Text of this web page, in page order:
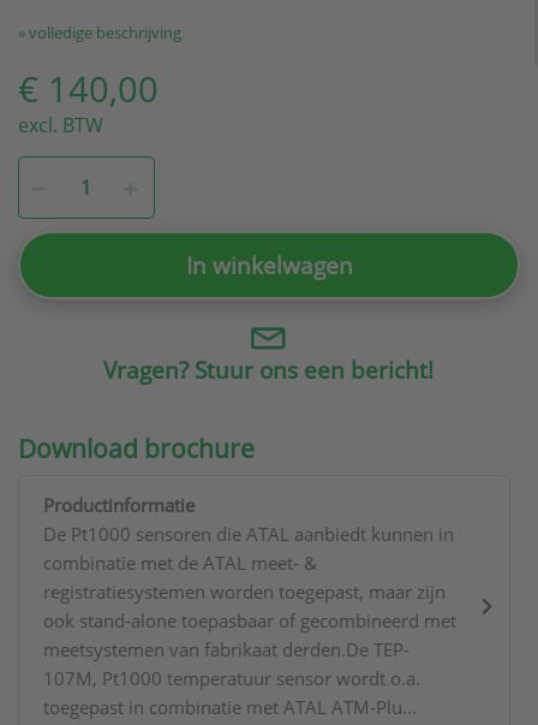
» volledige beschrijving
€ 140,00
excl. BTW
In winkelwagen
Vragen? Stuur ons een bericht!
Download brochure
Productinformatie
De Pt1000 sensoren die ATAL aanbiedt kunnen in
combinatie met de ATAL meet- &
registratiesystemen worden toegepast, maar zijn
ook stand-alone toepasbaar of gecombineerd met
meetsystemen van fabrikaat derden.De TEP-
107M, Pt1000 temperatuur sensor wordt o.a.
toegepast in combinatie met ATAL ATM-Plu...